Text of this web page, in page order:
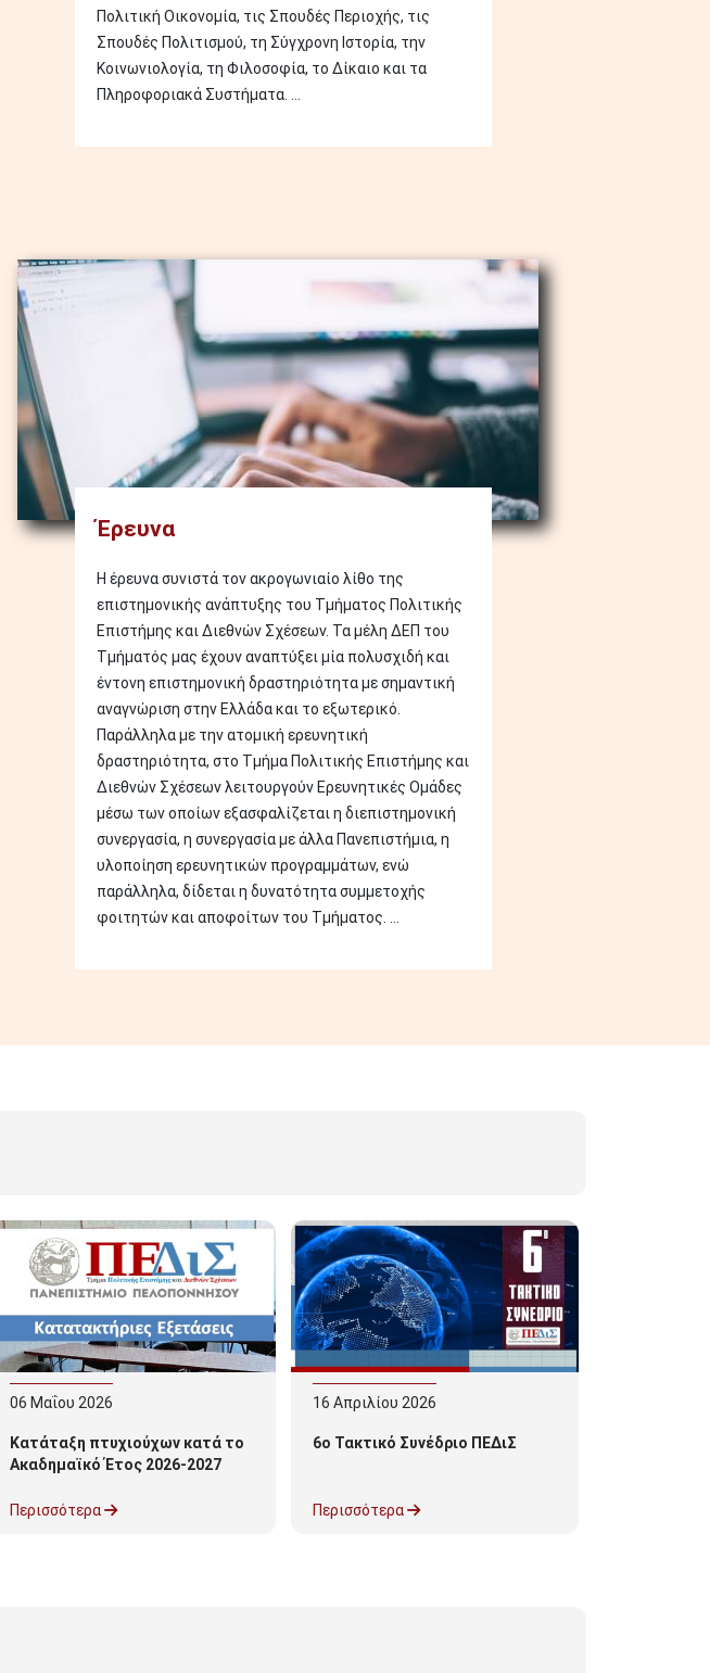
Πολιτική Οικονομία, τις Σπουδές Περιοχής, τις
Σπουδές Πολιτισμού, τη Σύγχρονη Ιστορία, την
Κοινωνιολογία, τη Φιλοσοφία, το Δίκαιο και τα
Πληροφοριακά Συστήματα. ...
Image
Έρευνα
Η έρευνα συνιστά τον ακρογωνιαίο λίθο της
επιστημονικής ανάπτυξης του Τμήματος Πολιτικής
Επιστήμης και Διεθνών Σχέσεων. Τα μέλη ΔΕΠ του
Τμήματός μας έχουν αναπτύξει μία πολυσχιδή και
έντονη επιστημονική δραστηριότητα με σημαντική
αναγνώριση στην Ελλάδα και το εξωτερικό.
Παράλληλα με την ατομική ερευνητική
δραστηριότητα, στο Τμήμα Πολιτικής Επιστήμης και
Διεθνών Σχέσεων λειτουργούν Ερευνητικές Ομάδες
μέσω των οποίων εξασφαλίζεται η διεπιστημονική
συνεργασία, η συνεργασία με άλλα Πανεπιστήμια, η
υλοποίηση ερευνητικών προγραμμάτων, ενώ
παράλληλα, δίδεται η δυνατότητα συμμετοχής
φοιτητών και αποφοίτων του Τμήματος. ...
06 Μαΐου 2026
Κατάταξη πτυχιούχων κατά το
Ακαδημαϊκό Έτος 2026-2027
Περισσότερα
16 Απριλίου 2026
6ο Τακτικό Συνέδριο ΠΕΔιΣ
Περισσότερα